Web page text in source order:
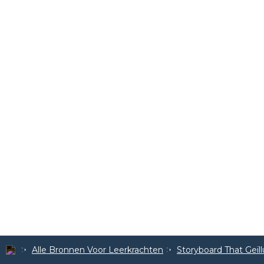
Alle Bronnen Voor Leerkrachten Storyboard That